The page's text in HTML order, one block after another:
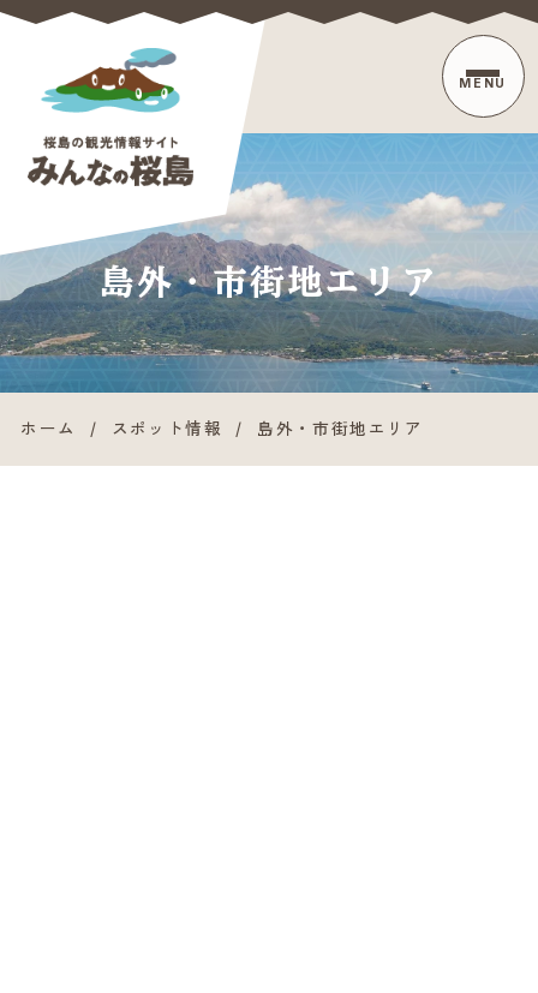
【公式】桜島観
光ポータル
みんなの桜島
| 鹿児島桜島
MENU
島外・市街地エリア
ホーム / スポット情報 / 島外・市街地エリア